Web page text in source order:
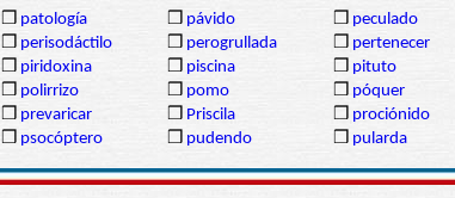
❒ patología ❒ pávido ❒ peculado
❒ perisodáctilo ❒ perogrullada ❒ pertenecer
❒ piridoxina ❒ piscina ❒ pituto
❒ polirrizo ❒ pomo ❒ póquer
❒ prevaricar ❒ Priscila ❒ prociónido
❒ psocóptero ❒ pudendo ❒ pularda